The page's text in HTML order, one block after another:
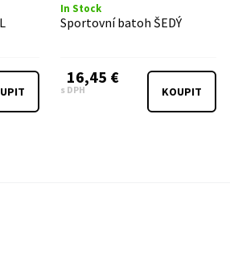
In Stock
Sportovní batoh ŠEDÝ
16,45 €
s DPH KOUPIT